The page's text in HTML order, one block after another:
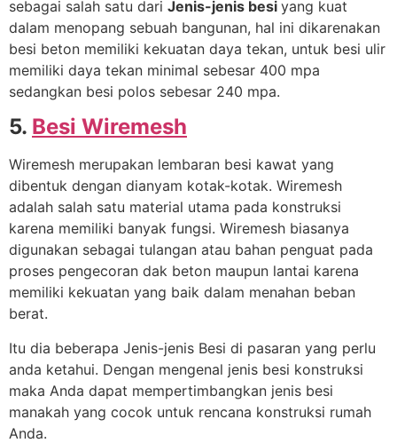
sebagai salah satu dari Jenis-jenis besi yang kuat
dalam menopang sebuah bangunan, hal ini dikarenakan
besi beton memiliki kekuatan daya tekan, untuk besi ulir
memiliki daya tekan minimal sebesar 400 mpa
sedangkan besi polos sebesar 240 mpa.
5. Besi Wiremesh
Wiremesh merupakan lembaran besi kawat yang
dibentuk dengan dianyam kotak-kotak. Wiremesh
adalah salah satu material utama pada konstruksi
karena memiliki banyak fungsi. Wiremesh biasanya
digunakan sebagai tulangan atau bahan penguat pada
proses pengecoran dak beton maupun lantai karena
memiliki kekuatan yang baik dalam menahan beban
berat.
Itu dia beberapa Jenis-jenis Besi di pasaran yang perlu
anda ketahui. Dengan mengenal jenis besi konstruksi
maka Anda dapat mempertimbangkan jenis besi
manakah yang cocok untuk rencana konstruksi rumah
Anda.